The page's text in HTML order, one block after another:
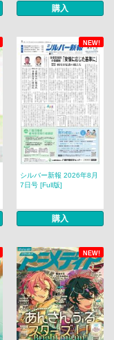
購入
NEW!
シルバー新報 2026年8月
7日号 [Full版]
購入
NEW!